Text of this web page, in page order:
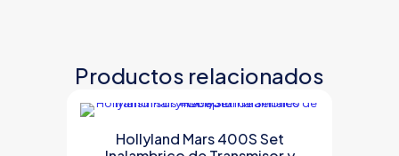
Productos relacionados
Hollyland Mars 400S Set